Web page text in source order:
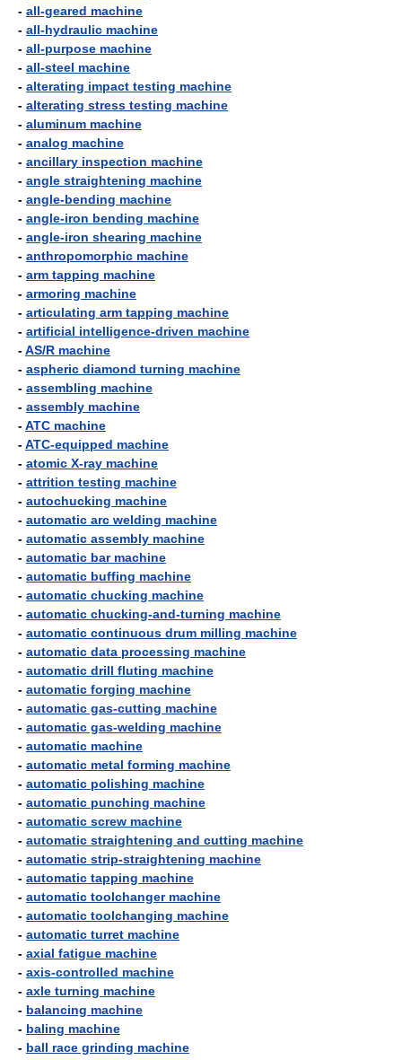
- all-geared machine
- all-hydraulic machine
- all-purpose machine
- all-steel machine
- alterating impact testing machine
- alterating stress testing machine
- aluminum machine
- analog machine
- ancillary inspection machine
- angle straightening machine
- angle-bending machine
- angle-iron bending machine
- angle-iron shearing machine
- anthropomorphic machine
- arm tapping machine
- armoring machine
- articulating arm tapping machine
- artificial intelligence-driven machine
-AS/R machine
- aspheric diamond turning machine
- assembling machine
- assembly machine
-ATC machine
-ATC-equipped machine
- atomic X-ray machine
- attrition testing machine
- autochucking machine
- automatic arc welding machine
- automatic assembly machine
- automatic bar machine
- automatic buffing machine
- automatic chucking machine
- automatic chucking-and-turning machine
- automatic continuous drum milling machine
- automatic data processing machine
- automatic drill fluting machine
- automatic forging machine
- automatic gas-cutting machine
- automatic gas-welding machine
- automatic machine
- automatic metal forming machine
- automatic polishing machine
- automatic punching machine
- automatic screw machine
- automatic straightening and cutting machine
- automatic strip-straightening machine
- automatic tapping machine
- automatic toolchanger machine
- automatic toolchanging machine
- automatic turret machine
- axial fatigue machine
- axis-controlled machine
- axle turning machine
- balancing machine
- baling machine
- ball race grinding machine